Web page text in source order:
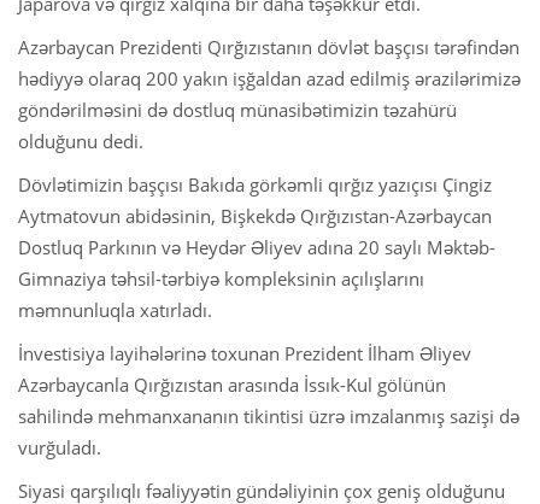
Azərbaycan Prezidenti Qırğızıstanın dövlət başçısı tərəfindən
hədiyyə olaraq 200 yakın işğaldan azad edilmiş ərazilərimizə
göndərilməsini də dostluq münasibətimizin təzahürü
olduğunu dedi.
Dövlətimizin başçısı Bakıda görkəmli qırğız yazıçısı Çingiz
Aytmatovun abidəsinin, Bişkekdə Qırğızıstan-Azərbaycan
Dostluq Parkının və Heydər Əliyev adına 20 saylı Məktəb-
Gimnaziya təhsil-tərbiyə kompleksinin açılışlarını
məmnunluqla xatırladı.
İnvestisiya layihələrinə toxunan Prezident İlham Əliyev
Azərbaycanla Qırğızıstan arasında İssık-Kul gölünün
sahilində mehmanxananın tikintisi üzrə imzalanmış sazişi də
vurğuladı.
Siyasi qarşılıqlı fəaliyyətin gündəliyinin çox geniş olduğunu